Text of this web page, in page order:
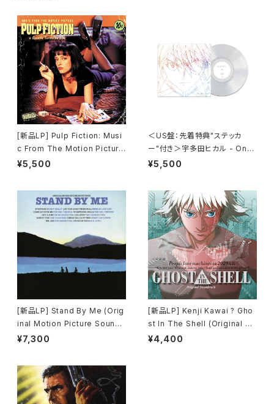
[新品LP] Pulp Fiction: Musi
c From The Motion Picture
(180g) / パルプ・フィクション
¥5,500
＜US盤：先着特典"ステッカ
ー"付き＞宇多田ヒカル - One
Last Kiss (US Clear Vinyl)
¥5,500
[新品LP] Stand By Me (Orig
inal Motion Picture Soundt
rack) / スタンド・バイ・ミー
¥7,300
[新品LP] Kenji Kawai ? Gho
st In The Shell (Original So
undtrack) / GHOST IN THE
¥4,400